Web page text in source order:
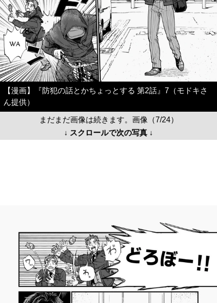
【漫画】『防犯の話とかちょっとする 第2話』7（モドキさ
ん提供）
まだまだ画像は続きます。画像（7/24）
↓ スクロールで次の写真 ↓